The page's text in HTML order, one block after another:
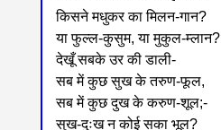
किसने मधुकर का मिलन-गान?
या फुल्ल-कुसुम, या मुकुल-म्लान?
देखूँ सबके उर की डाली-
सब में कुछ सुख के तरुण-फूल,
सब में कुछ दुख के करुण-शूल;-
सुख-दुःख न कोई सका भूल?